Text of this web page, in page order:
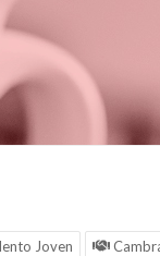
Joven